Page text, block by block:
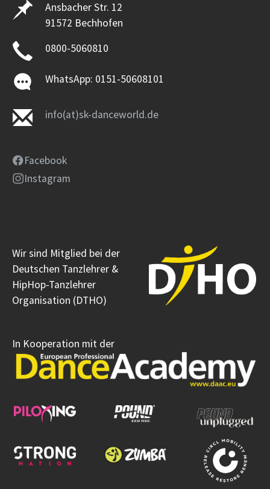
Ansbacher Str. 12
91572 Bechhofen
0800-5060810
WhatsApp: 0151-50608101
info(at)sk-danceworld.de
Facebook
Instagram
Wir sind Mitglied bei der
Deutschen Tanzlehrer &
HipHop-Tanzlehrer
Organisation (DTHO)
In Kooperation mit der